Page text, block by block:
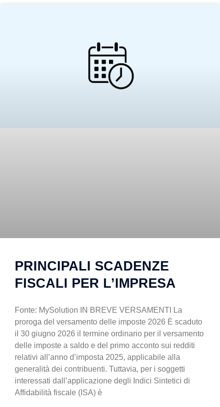
PRINCIPALI SCADENZE
FISCALI PER L’IMPRESA
Fonte: MySolution IN BREVE VERSAMENTI La
proroga del versamento delle imposte 2026 È scaduto
il 30 giugno 2026 il termine ordinario per il versamento
delle imposte a saldo e del primo acconto sui redditi
relativi all’anno d’imposta 2025, applicabile alla
generalità dei contribuenti. Tuttavia, per i soggetti
interessati dall’applicazione degli Indici Sintetici di
Affidabilità fiscale (ISA) è